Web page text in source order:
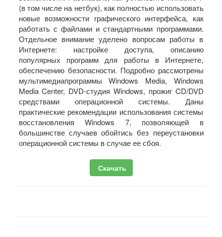
(в том числе на нетбук), как полностью использовать
новые возможности графического интерфейса, как
работать с файлами и стандартными программами.
Отдельное внимание уделено вопросам работы в
Интернете: настройке доступа, описанию
популярных программ для работы в Интернете,
обеспечению безопасности. Подробно рассмотрены
мультимедиапрограммы Windows Media, Windows
Media Center, DVD-студия Windows, прожиг CD/DVD
средствами операционной системы. Даны
практические рекомендации использования системы
восстановления Windows 7, позволяющей в
большинстве случаев обойтись без переустановки
операционной системы в случае ее сбоя.
Скачать